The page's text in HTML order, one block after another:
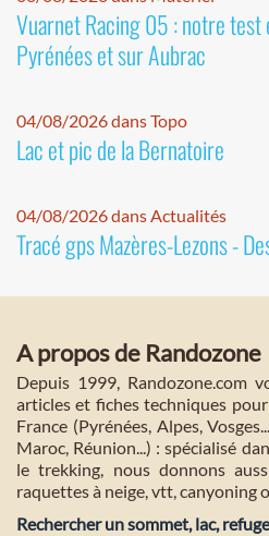
Vuarnet Racing 05 : notre test
Pyrénées et sur Aubrac
04/08/2026 dans Topo
Lac et pic de la Bernatoire
04/08/2026 dans Actualités
Tracé gps Mazères-Lezons -
A propos de Randozone
Depuis 1999, Randozone.com
articles et fiches techniques
France (Pyrénées, Alpes,
Maroc, Réunion...) : spécialisé
le trekking, nous donnons
raquettes à neige, vtt, canyoning
Rechercher un sommet, lac,